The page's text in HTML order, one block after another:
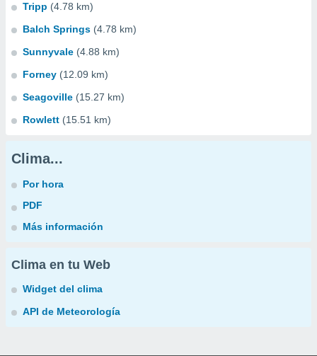
Tripp (4.78 km)
Balch Springs (4.78 km)
Sunnyvale (4.88 km)
Forney (12.09 km)
Seagoville (15.27 km)
Rowlett (15.51 km)
Clima...
Por hora
PDF
Más información
Clima en tu Web
Widget del clima
API de Meteorología